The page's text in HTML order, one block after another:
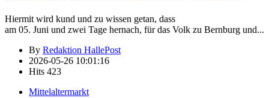
Hiermit wird kund und zu wissen getan, dass
am 05. Juni und zwei Tage hernach, für das Volk zu Bernburg und...
By Redaktion HallePost
2026-05-26 10:01:16
Hits 423
Mittelaltermarkt